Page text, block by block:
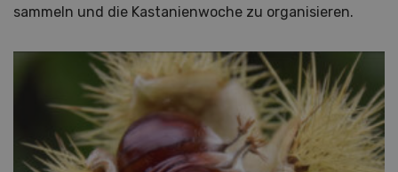
sammeln und die Kastanienwoche zu organisieren.